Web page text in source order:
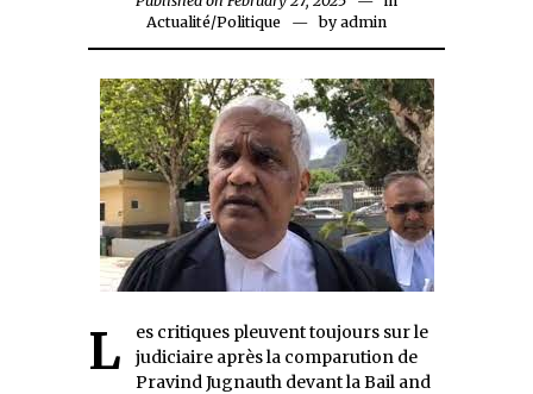
27,
Actualité/Politique byadmin
Les critiques pleuvent toujours sur le
judiciaire après la comparution de
Pravind Jugnauth devant la Bail and